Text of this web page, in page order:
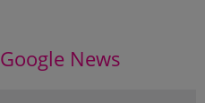
Google News